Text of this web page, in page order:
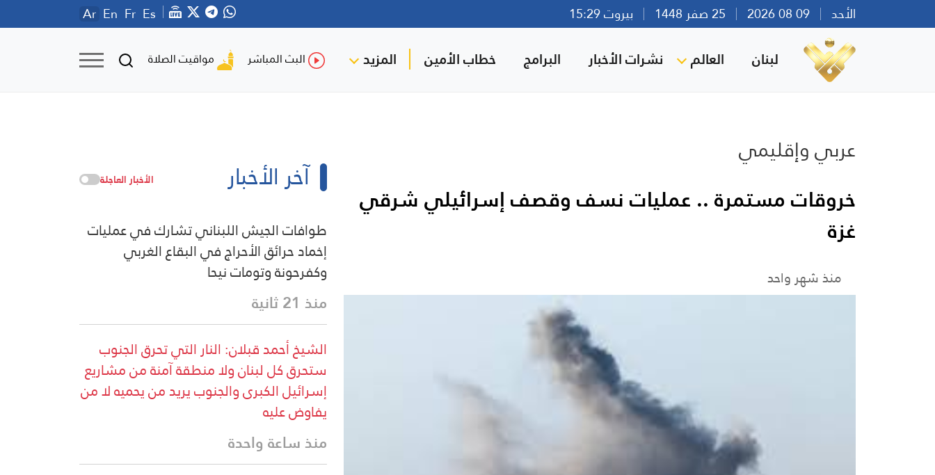
الأحد بيروت 15:29 Ar En Fr Es
لبنان العالم نشرات الأخبار البرامج خطاب الأمين المزيد البث المباشر مواقيت الصلاة
عربي وإقليمي
خروقات مستمرة .. عمليات نسف وقصف إسرائيلي شرقي
غزة
منذ شهر واحد
آخر الأخبار الأخبار العاجلة
طوافات الجيش اللبناني تشارك في عمليات
إخماد حرائق الأحراج في البقاع الغربي
وكفرحونة وتومات نيحا
منذ 21 ثانية
الشيخ أحمد قبلان: النار التي تحرق الجنوب
ستحرق كل لبنان ولا منطقة آمنة من مشاريع
إسرائيل الكبرى والجنوب يريد من يحميه لا من
يفاوض عليه
منذ ساعة واحدة